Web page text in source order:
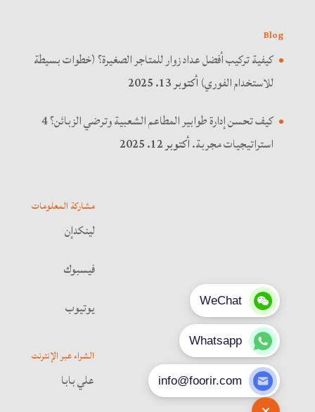
Blog
كيفية تركيب أفضل عداد زوار للمتاجر الصغيرة؟ (خطوات بسيطة
للاستخدام الفوري)أكتوبر 13. 2025
كيف تحسن إدارة طوابير المطاعم الشعبية وترضي الزبائن؟ 4
استراتيجيات مجربة.أكتوبر 12. 2025
مشاركة المعلومات
لينكدإن
فيسبوك
يوتيوب
الشراء عبر الإنترنت
علي بابا